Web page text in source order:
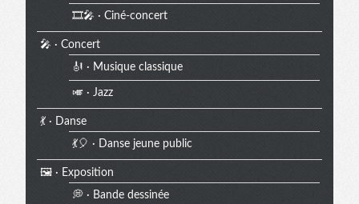
🎞️🎤 · Ciné-concert
🎤 · Concert
🎻 · Musique classique
🎺 · Jazz
💃 · Danse
💃🎈 · Danse jeune public
🖼️ · Exposition
💭 · Bande dessinée